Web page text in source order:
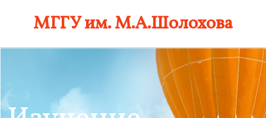
МГГУ им. М.А.Шолохова